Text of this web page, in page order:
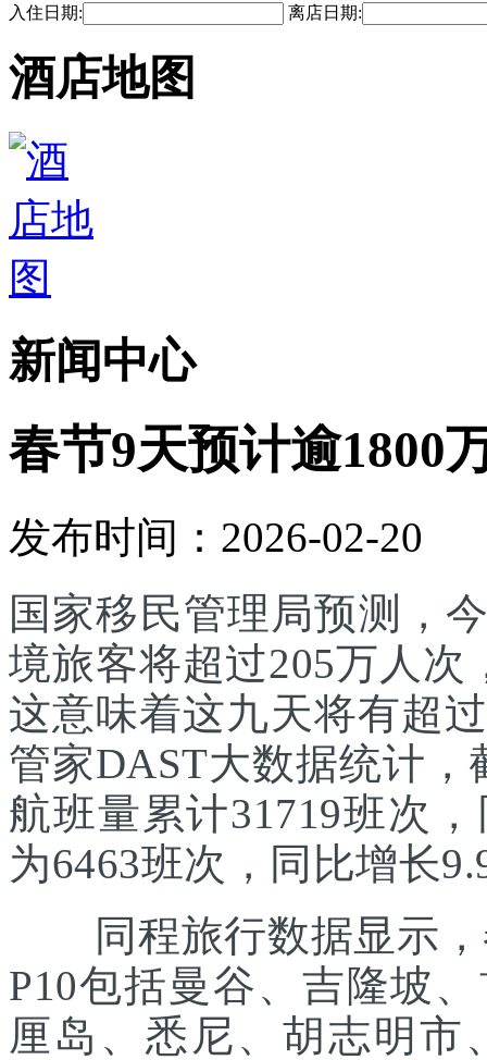
入住日期: 离店日期:
酒店地图
新闻中心
春节9天预计逾1800
发布时间：2026-02-20
国家移民管理局预测，
境旅客将超过205万人次
这意味着这九天将有超
管家DAST大数据统计
航班量累计31719班次
为6463班次，同比增长
同程旅行数据显示，
P10包括曼谷、吉隆坡
厘岛、悉尼、胡志明市